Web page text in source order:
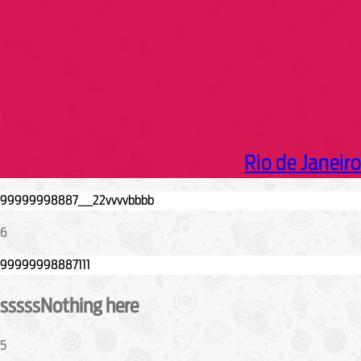
Rio de Janeiro
6
sssssNothing here
5